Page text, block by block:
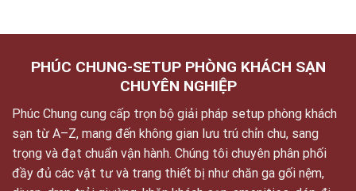
PHÚC CHUNG-SETUP PHÒNG KHÁCH SẠN
CHUYÊN NGHIỆP
Phúc Chung cung cấp trọn bộ giải pháp setup phòng khách
sạn từ A–Z, mang đến không gian lưu trú chỉn chu, sang
trọng và đạt chuẩn vận hành. Chúng tôi chuyên phân phối
đầy đủ các vật tư và trang thiết bị như chăn ga gối nệm,